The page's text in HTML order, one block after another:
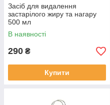
Засіб для видалення
застарілого жиру та нагару
500 мл
В наявності
290 ₴
Купити